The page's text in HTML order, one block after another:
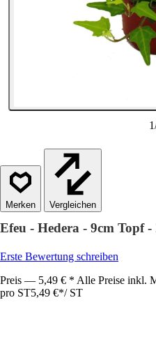
1
Vergleichen
Efeu - Hedera - 9cm Topf
Erste Bewertung schreiben
Preis — 5,49 € * Alle Preise inkl.
pro ST5,49 €*/ ST